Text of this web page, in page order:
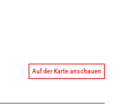
Auf der Karte anschauen